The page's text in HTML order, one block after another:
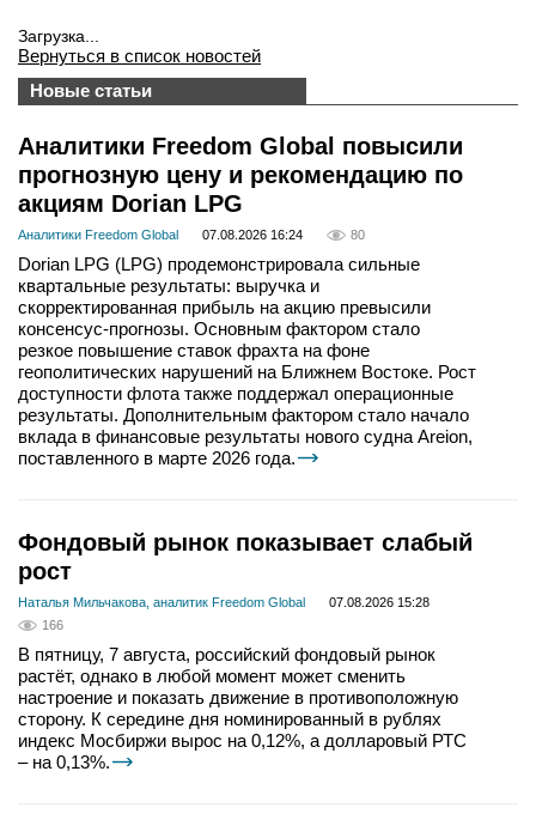
Загрузка...
Вернуться в список новостей
Новые статьи
Аналитики Freedom Global повысили
прогнозную цену и рекомендацию по
акциям Dorian LPG
Аналитики Freedom Global 07.08.2026 16:24 80
Dorian LPG (LPG) продемонстрировала сильные
квартальные результаты: выручка и
скорректированная прибыль на акцию превысили
консенсус-прогнозы. Основным фактором стало
резкое повышение ставок фрахта на фоне
геополитических нарушений на Ближнем Востоке. Рост
доступности флота также поддержал операционные
результаты. Дополнительным фактором стало начало
вклада в финансовые результаты нового судна Areion,
поставленного в марте 2026 года.
Фондовый рынок показывает слабый
рост
Наталья Мильчакова, аналитик Freedom Global
07.08.2026 15:28
166
В пятницу, 7 августа, российский фондовый рынок
растёт, однако в любой момент может сменить
настроение и показать движение в противоположную
сторону. К середине дня номинированный в рублях
индекс Мосбиржи вырос на 0,12%, а долларовый РТС
– на 0,13%.